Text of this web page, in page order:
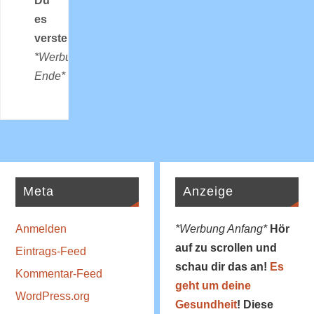
es
verstehst!
*Werbung
Ende*
Meta
Anmelden
Eintrags-Feed
Kommentar-Feed
WordPress.org
Anzeige
*Werbung Anfang* Hör
auf zu scrollen und
schau dir das an! Es
geht um deine
Gesundheit! Diese